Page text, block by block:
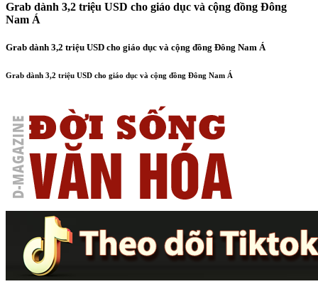
Grab dành 3,2 triệu USD cho giáo dục và cộng đồng Đông
Nam Á
Grab dành 3,2 triệu USD cho giáo dục và cộng đồng Đông Nam Á
Grab dành 3,2 triệu USD cho giáo dục và cộng đồng Đông Nam Á